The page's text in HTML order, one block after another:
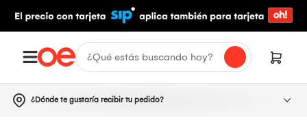
¿Dónde te gustaría recibir tu pedido?